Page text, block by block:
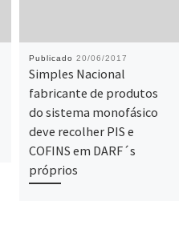
Publicado 20/06/2017
Simples Nacional
fabricante de produtos
do sistema monofásico
deve recolher PIS e
COFINS em DARF´s
próprios